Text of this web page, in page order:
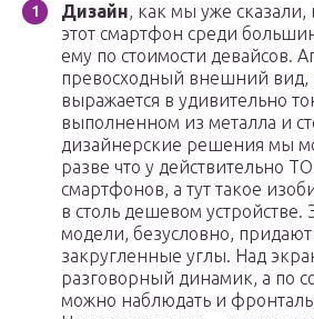
Дизайн, как мы уже
этот смартфон среди
ему по стоимости девайсов.
превосходный внешний вид,
выражается в удивительно
выполненном из металла и
дизайнерские решения мы
разве что у действительно
смартфонов, а тут такое
в столь дешевом устройстве.
модели, безусловно,
закругленные углы. Над
разговорный динамик, а по
можно наблюдать и